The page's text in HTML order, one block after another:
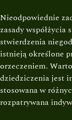
Nieodpowiednie
zasady współżycia
stwierdzenia
istnieją określone
orzeczeniem.
dziedziczenia jest
stosowana w
rozpatrywana